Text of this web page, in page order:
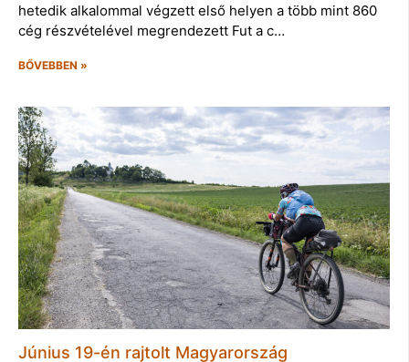
hetedik alkalommal végzett első helyen a több mint 860
cég részvételével megrendezett Fut a c…
BŐVEBBEN »
Június 19-én rajtolt Magyarország